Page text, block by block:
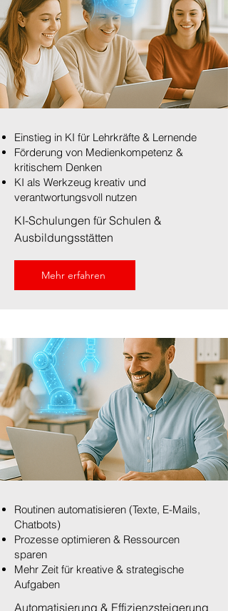
Einstieg in KI für Lehrkräfte & Lernende
Förderung von Medienkompetenz &
kritischem Denken
KI als Werkzeug kreativ und
verantwortungsvoll nutzen
KI-Schulungen für Schulen &
Ausbildungsstätten
Mehr erfahren
Routinen automatisieren (Texte, E-Mails,
Chatbots)
Prozesse optimieren & Ressourcen
sparen
Mehr Zeit für kreative & strategische
Aufgaben
Automatisierung & Effizienzsteigerung